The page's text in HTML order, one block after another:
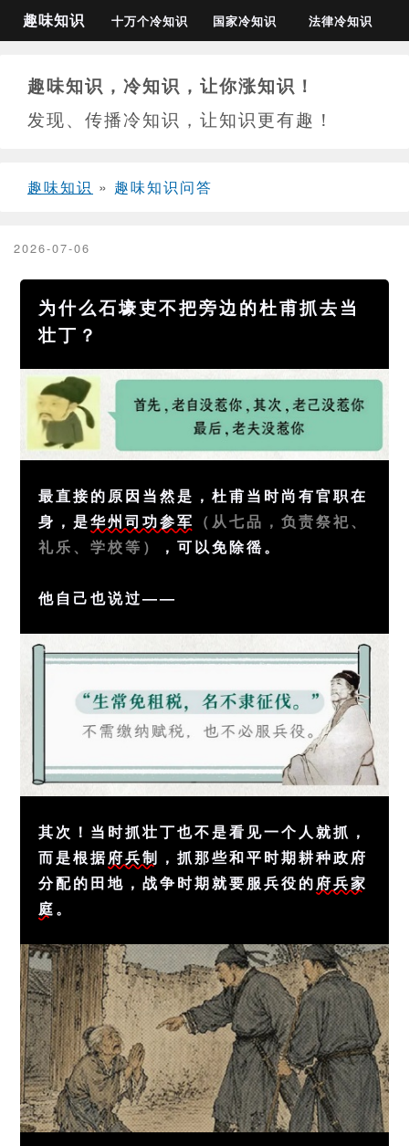
趣味知识 十万个冷知识 国家冷知识 法律冷知识
趣味知识，冷知识，让你涨知识！
发现、传播冷知识，让知识更有趣！
趣味知识 » 趣味知识问答
2026-07-06
为什么石壕吏不把旁边的杜甫抓去当
壮丁？
最直接的原因当然是，杜甫当时尚有官职在
身，是华州司功参军 （从七品，负责祭祀、
礼乐、学校等）
，可以免除徭。
他自己也说过——
其次！当时抓壮丁也不是看见一个人就抓，
而是根据府兵制 ，抓那些和平时期耕种政府
分配的田地，战争时期就要服兵役的府兵家
庭。